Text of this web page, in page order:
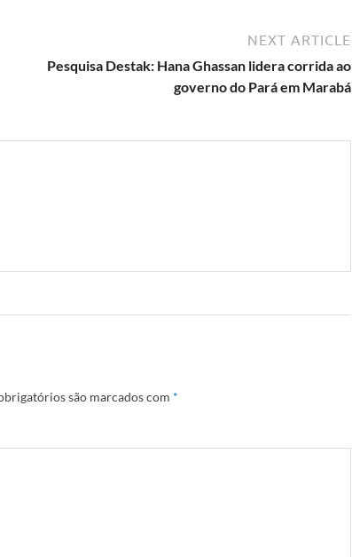
NEXT ARTICLE
Pesquisa Destak: Hana Ghassan lidera corrida ao
governo do Pará em Marabá
são marcados com *